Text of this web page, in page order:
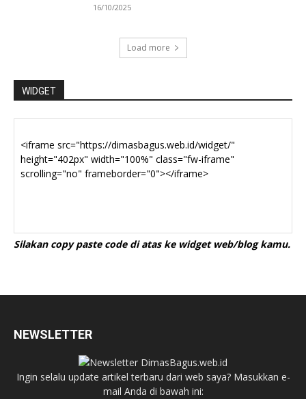
16/10/2025
Load more
WIDGET
Silakan copy paste code di atas ke widget web/blog kamu.
NEWSLETTER
Ingin selalu update artikel terbaru dari web saya? Masukkan e-
mail Anda di bawah ini: